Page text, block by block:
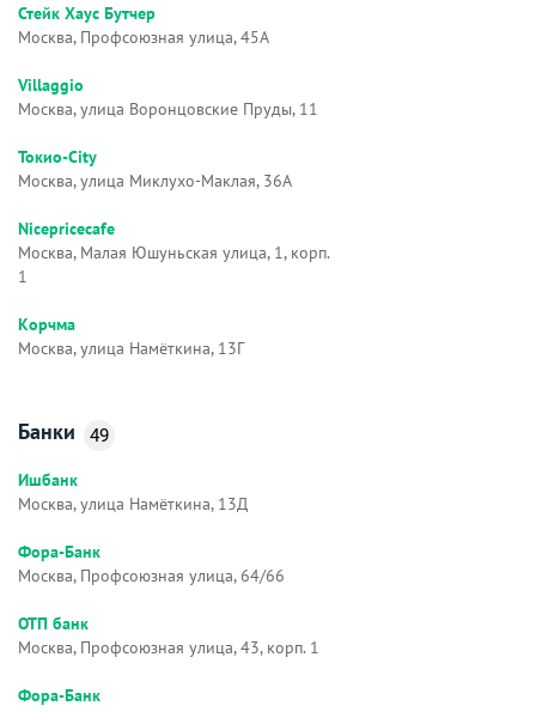
Стейк Хаус Бутчер
Москва, Профсоюзная улица, 45А
Villaggio
Москва, улица Воронцовские Пруды, 11
Токио-City
Москва, улица Миклухо-Маклая, 36А
Nicepricecafe
Москва, Малая Юшуньская улица, 1, корп.
1
Корчма
Москва, улица Намёткина, 13Г
Банки 49
Ишбанк
Москва, улица Намёткина, 13Д
Фора-Банк
Москва, Профсоюзная улица, 64/66
ОТП банк
Москва, Профсоюзная улица, 43, корп. 1
Фора-Банк